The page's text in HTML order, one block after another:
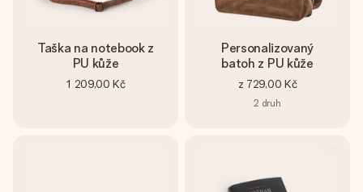
Taška na notebook z
PU kůže
1 209,00 Kč
Personalizovaný
batoh z PU kůže
z 729,00 Kč
2 druh